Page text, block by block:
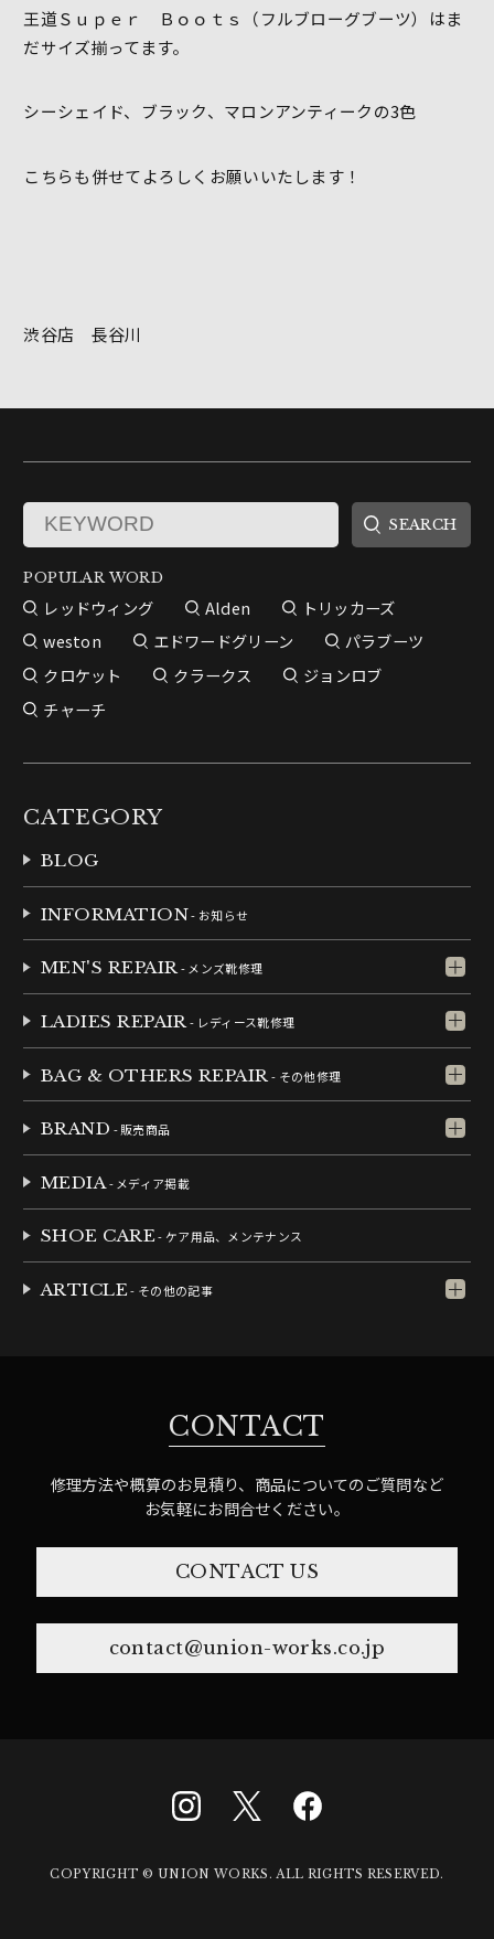
王道Ｓｕｐｅｒ Ｂｏｏｔｓ（フルブローグブーツ）はま
だサイズ揃ってます。
シーシェイド、ブラック、マロンアンティークの3色
こちらも併せてよろしくお願いいたします！
渋谷店 長谷川
POPULAR WORD
レッドウィング Alden
トリッカーズ
weston
エドワードグリーン
パラブーツ
クロケット
クラークス
ジョンロブ
チャーチ
CATEGORY
BLOG
INFORMATION- お知らせ
MEN'S REPAIR- メンズ靴修理
LADIES REPAIR- レディース靴修理
BAG & OTHERS REPAIR - その他修理
BRAND - 販売商品
MEDIA- メディア掲載
SHOE CARE- ケア用品、メンテナンス
ARTICLE- その他の記事
CONTACT
修理方法や概算のお見積り、商品についてのご質問など
お気軽にお問合せください。
CONTACT US
contact@union-works.co.jp
COPYRIGHT © UNION WORKS. ALL RIGHTS RESERVED.